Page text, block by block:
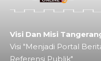
Visi Dan Misi
Visi "Menjadi Portal
Referensi Publik"